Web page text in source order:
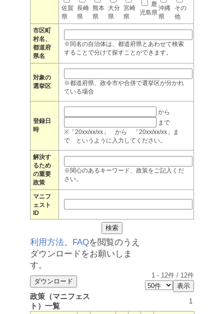
佐賀
県
長崎
県
熊本
県
大分
県
宮崎
県
鹿
児島県
沖縄
県
その
他
市区町
村名、
都道府
県名
※同名の自治体は、都道府県とあわせて検索
することで分けて探すことができます。
対象の
選挙区
※都道府県、政令市や合併で選挙区が分かれ
ている場合
登録日
時
から
まで
※「20xx/xx/xx」 から 「20xx/xx/xx」ま
で というように入力してください。
解決す
るため
の重要
政策
※関心のあるキーワード、政策をご記入くだ
さい。
マニフ
ェスト
ID
利用方法、 FAQを閲覧のうえ
ダウンロードをお願いしま
す。
1 - 12件 / 12件
政策（マニフェス
ト）一覧
1